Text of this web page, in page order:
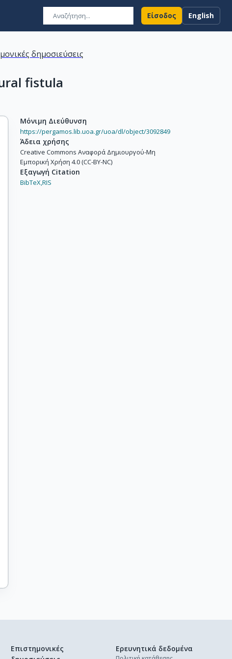
Είσοδος English
δημοσιεύσεις
fistula
Μόνιμη Διεύθυνση
https://pergamos.lib.uoa.gr/uoa/dl/object/3092849
Άδεια χρήσης
Creative Commons Αναφορά Δημιουργού-Μη
Εμπορική Χρήση 4.0 (CC-BY-NC)
Εξαγωγή Citation
BibTeX,RIS
Επιστημονικές
Ερευνητικά δεδομένα